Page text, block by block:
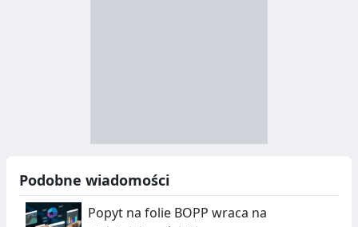
N
I
E
B
U
C
Podobne wiadomości
Popyt na folie BOPP wraca na